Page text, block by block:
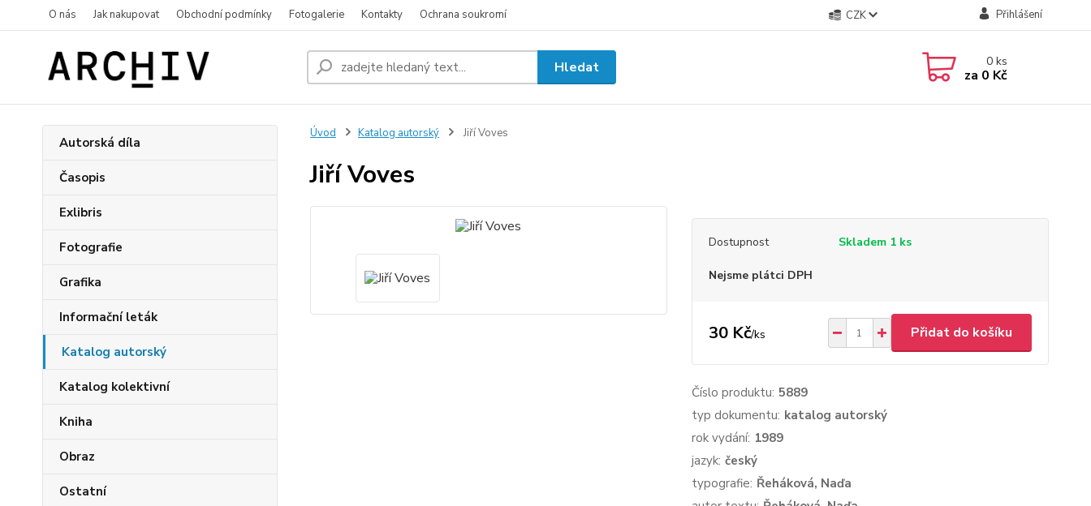
O nás Jak nakupovat Obchodní podmínky Fotogalerie Kontakty Ochrana soukromí CZK Přihlášení
Hledat 0ks
za 0 Kč
Autorská díla
Časopis
Exlibris
Fotografie
Grafika
Informační leták
Katalog autorský
Katalog kolektivní
Kniha
Obraz
Ostatní
Úvod Katalog autorský Jiří Voves
Jiří Voves
Dostupnost Skladem 1 ks
Nejsme plátci DPH
30 Kč/ks Přidat do košíku
Číslo produktu: 5889
typ dokumentu: katalog autorský
rok vydání: 1989
jazyk: český
typografie: Řeháková, Naďa